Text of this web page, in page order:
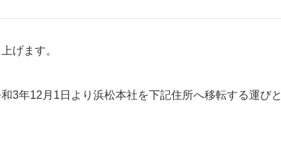
げます。
3年12月1日より浜松本社を下記住所へ移転する運びと